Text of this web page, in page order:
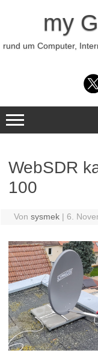
my
rund um Computer,
WebSDR
100
Von sysmek | 6.